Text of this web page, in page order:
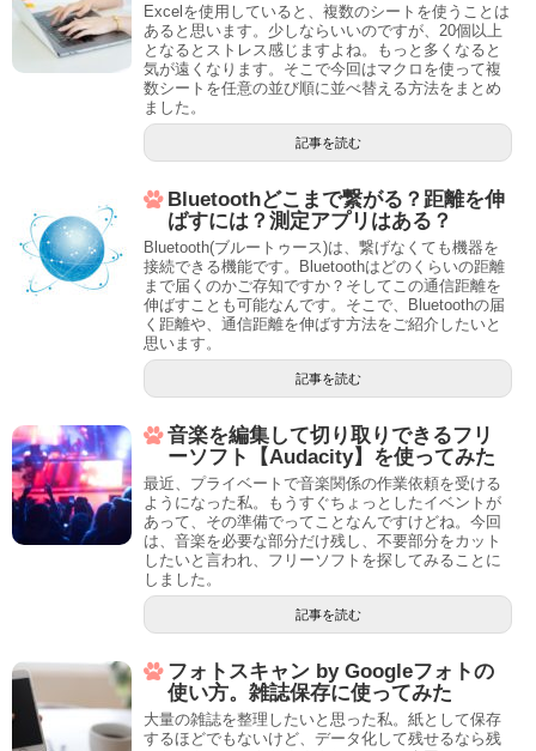
Excelを使用していると、複数のシートを使うことは
あると思います。少しならいいのですが、20個以上
となるとストレス感じますよね。もっと多くなると
気が遠くなります。そこで今回はマクロを使って複
数シートを任意の並び順に並べ替える方法をまとめ
ました。
記事を読む
Bluetoothどこまで繋がる？距離を伸
ばすには？測定アプリはある？
Bluetooth(ブルートゥース)は、繋げなくても機器を
接続できる機能です。Bluetoothはどのくらいの距離
まで届くのかご存知ですか？そしてこの通信距離を
伸ばすことも可能なんです。そこで、Bluetoothの届
く距離や、通信距離を伸ばす方法をご紹介したいと
思います。
記事を読む
音楽を編集して切り取りできるフリ
ーソフト【Audacity】を使ってみた
最近、プライベートで音楽関係の作業依頼を受ける
ようになった私。もうすぐちょっとしたイベントが
あって、その準備でってことなんですけどね。今回
は、音楽を必要な部分だけ残し、不要部分をカット
したいと言われ、フリーソフトを探してみることに
しました。
記事を読む
フォトスキャン by Googleフォトの
使い方。雑誌保存に使ってみた
大量の雑誌を整理したいと思った私。紙として保存
するほどでもないけど、データ化して残せるなら残